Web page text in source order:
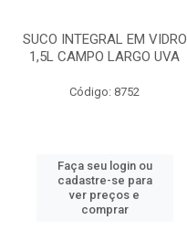
SUCO INTEGRAL EM VIDRO
1,5L CAMPO LARGO UVA
Código: 8752
Faça seu login ou
cadastre-se para
ver preços e
comprar